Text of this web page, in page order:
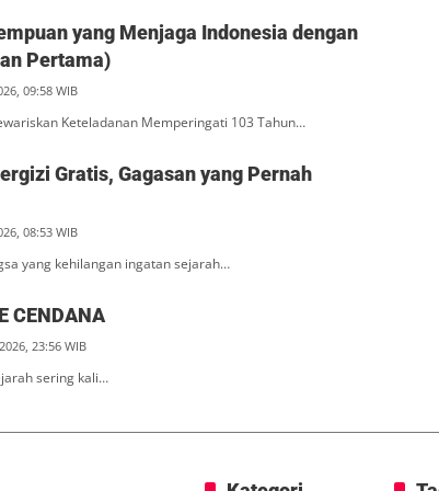
yang Menjaga Indonesia dengan
Pertama)
09:58 WIB
Keteladanan Memperingati 103 Tahun…
Gratis, Gagasan yang Pernah
08:53 WIB
yang kehilangan ingatan sejarah…
CENDANA
23:56 WIB
sering kali…